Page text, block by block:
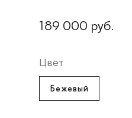
189 000 руб.
Цвет
Бежевый